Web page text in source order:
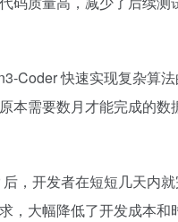
Coder 快速实现复杂算
本需要数月才能完成的数
，开发者在短短几天内
大幅降低了开发成本和